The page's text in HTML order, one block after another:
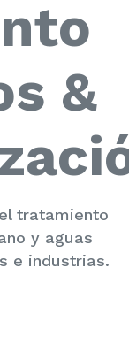
&
tratamiento
y aguas
e industrias.